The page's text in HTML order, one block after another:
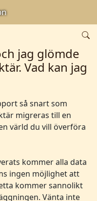
jag glömde
Vad kan jag
så snart som
migreras till en
värld du vill överföra
kommer alla data
ingen möjlighet att
kommer sannolikt
Vänta inte